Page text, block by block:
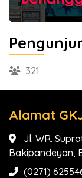
321
Alamat
Jl. WR.
Bakipandeyan,
(0271)